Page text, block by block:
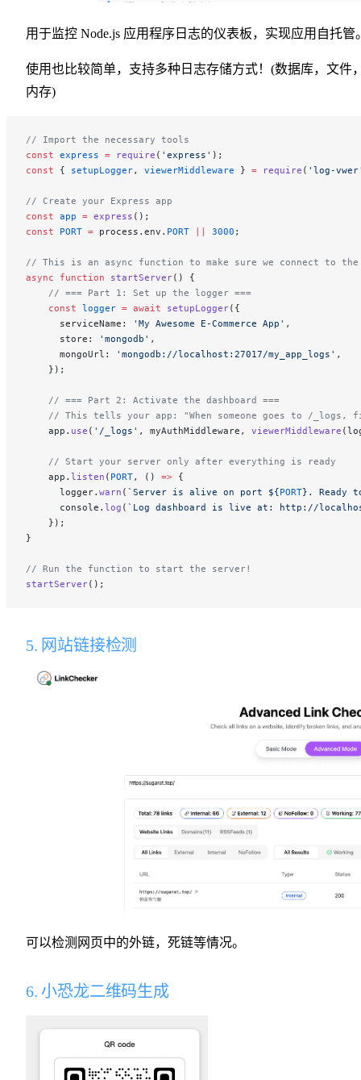
用于监控 Node.js 应用程序日志的仪表板，实现应用自托管
使用也比较简单，支持多种日志存储方式！(数据库，文件
内存)
// Import the necessary tools
const express = require ( 'express' );
const { setupLogger, viewerMiddleware } = require ( 'log-
// Create your Express app
const app = express ();
const PORT = process.env. PORT || 3000 ;
// This is an async function to make sure we connect to
async function startServer() {
    // === Part 1: Set up the logger ===
    const
logger = await setupLogger({
      serviceName:
'My Awesome E-Commerce App' ,
      store:
'mongodb' ,
      mongoUrl:
'mongodb://localhost:27017/my_app_logs' ,
    });
    // === Part 2: Activate the dashboard ===
// This tells your app: "When someone goes to /_logs,
    app.
use ( '/_logs' , myAuthMiddleware, viewerMiddleware
    // Start your server only after everything is ready
    app.
listen ( PORT, () => {
      logger.
warn ( `Server is alive on port ${PORT}. Ready
      console.
log ( `Log dashboard is live at: http://
    });
}
// Run the function to start the server!
startServer();
5. 网站链接检测
可以检测网页中的外链，死链等情况。
6. 小恐龙二维码生成